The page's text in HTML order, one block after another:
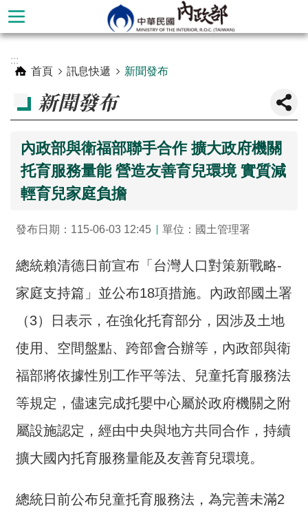
跳到主要內容區塊
階
本
部
主
題
政
策
訊
快
主
:::
首頁
訊息快遞 新聞發布
新聞發布
內政部與衛福部聯手合作 擴大政府機關
托育服務量能 營造友善育兒環境 實質減
輕育兒家庭負擔
發布日期：115-06-03 12:45 單位：國土管理署
總統賴清德日前宣布「台灣人口對策新戰略-
家庭支持篇」並公布18項措施。內政部國土署
（3）日表示，在強化托育部分，因涉及土地
使用、空間盤點、跨部會合辦等，內政部與衛
福部將依據性別工作平等法、兒童托育服務法
等規定，儘速完成托嬰中心屬於政府機關之附
屬設施認定，經由中央與地方共同合作，持續
擴大國內托育服務量能及友善育兒環境。
總統日前公布兒童托育服務法，為完善未滿2